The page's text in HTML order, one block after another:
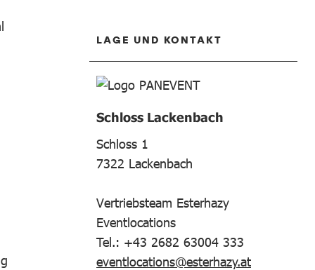
LAGE UND KONTAKT
Schloss Lackenbach
Schloss 1
7322 Lackenbach
Vertriebsteam Esterhazy
Eventlocations
Tel.: +43 2682 63004 333
eventlocations@esterhazy.at